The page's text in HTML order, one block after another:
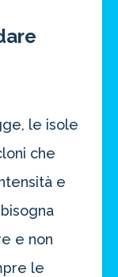
le isole
che
e
e non
le